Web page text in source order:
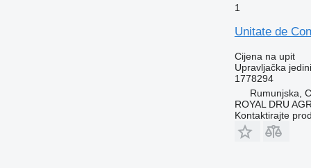
1
Unitate de
Cijena na upit
Upravljačka
1778294
Rumunjska,
ROYAL DRU
Kontaktirajte